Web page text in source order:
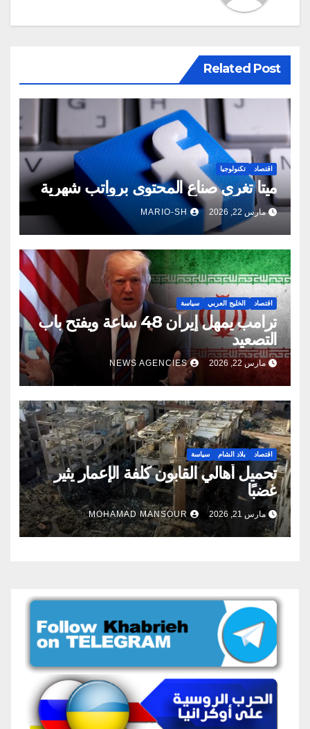
Related Post
اقتصاد تكنولوجيا
ميتا تغري صناع المحتوى برواتب شهرية
مارس 22, 2026 MARIO-SH
اقتصاد الخليج العربي سياسة
ترامب يمهل إيران 48 ساعة ويفتح باب
التصعيد
مارس 22, 2026 NEWS AGENCIES
اقتصاد بلاد الشام سياسة
تحميل أهالي القابون كلفة الإعمار يثير
غضبًا
مارس 21, 2026 MOHAMAD MANSOUR